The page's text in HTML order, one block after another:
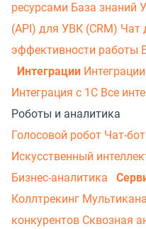
ресурсами База знаний
(API) для УВК (CRM) Чат
эффективности работы
Интеграции
Интеграция с 1С Все
Роботы и аналитика
Голосовой робот Чат-бот
Искусственный
Бизнес-аналитика
Коллтрекинг
конкурентов Сквозная